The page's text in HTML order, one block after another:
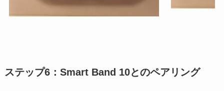
ステップ6：Smart Band 10とのペアリング